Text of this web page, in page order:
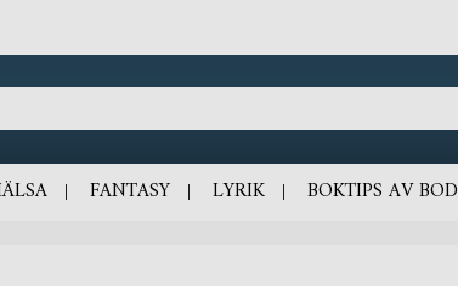
FANTASY LYRIK BOKTIPS AV BOD